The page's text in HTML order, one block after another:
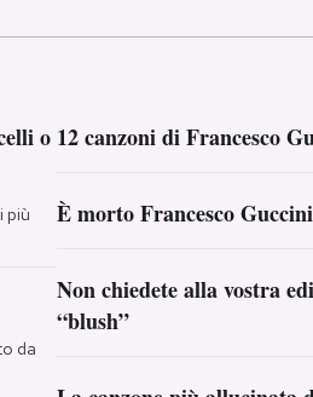
o
più
da
12 canzoni di Francesco
È morto Francesco Guccini
Non chiedete alla vostra
“blush”